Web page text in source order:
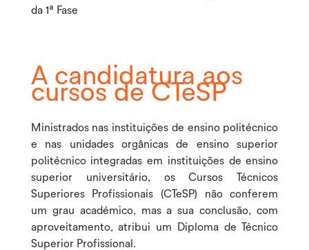
Matrículas
da 1ª Fase
A candidatura aos
cursos de CTeSP
Ministrados nas instituições de ensino politécnico
e nas unidades orgânicas de ensino superior
politécnico integradas em instituições de ensino
superior universitário, os Cursos Técnicos
Superiores Profissionais (CTeSP) não conferem
um grau académico, mas a sua conclusão, com
aproveitamento, atribui um Diploma de Técnico
Superior Profissional.